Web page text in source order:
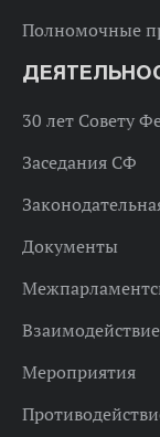
Полномочные
30 лет Совету
Заседания СФ
Документы
Мероприятия